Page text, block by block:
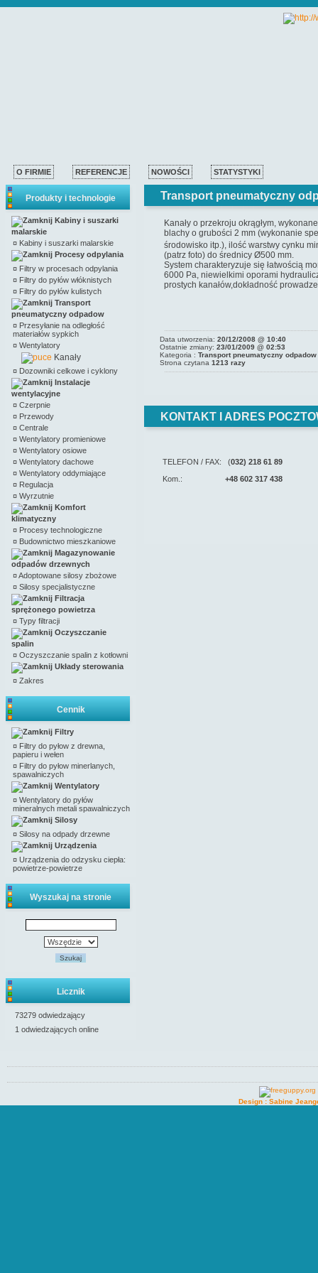
O FIRMIE REFERENCJE NOWOŚCI STATYSTYKI
Produkty i technologie
Kabiny i suszarki
malarskie
¤ Kabiny i suszarki malarskie
Procesy odpylania
¤ Filtry w procesach odpylania
¤ Filtry do pyłów włóknistych
¤ Filtry do pyłów kulistych
Transport
pneumatyczny odpadow
¤ Przesyłanie na odległość
materiałów sypkich
¤ Wentylatory
Kanały
¤ Dozowniki celkowe i cyklony
Instalacje
wentylacyjne
¤ Czerpnie
¤ Przewody
¤ Centrale
¤ Wentylatory promieniowe
¤ Wentylatory osiowe
¤ Wentylatory dachowe
¤ Wentylatory oddymiające
¤ Regulacja
¤ Wyrzutnie
Komfort
klimatyczny
¤ Procesy technologiczne
¤ Budownictwo mieszkaniowe
Magazynowanie
odpadów drzewnych
¤Adoptowane silosy zbożowe
¤ Silosy specjalistyczne
Filtracja
sprężonego powietrza
¤ Typy filtracji
Oczyszczanie
spalin
¤ Oczyszczanie spalin z kotłowni
Układy sterowania
¤ Zakres
Cennik
Filtry
¤ Filtry do pyłow z drewna,
papieru i wełen
¤ Filtry do pyłow minerlanych,
spawalniczych
Wentylatory
¤ Wentylatory do pyłów
mineralnych metali spawalniczych
Silosy
¤ Silosy na odpady drzewne
Urządzenia
¤ Urządzenia do odzysku ciepła:
powietrze-powietrze
Wyszukaj na stronie
Szukaj
Licznik
73279 odwiedzający
1 odwiedzających online
Transport pneumatyczny
Kanały o przekroju okrągłym,
blachy o grubości 2 mm (wykonanie
środowisko itp.), ilość warstwy cynku
(patrz foto) do średnicy Ø500 mm.
System charakteryzuje się łatwością
6000 Pa, niewielkimi oporami
prostych kanałów,dokładność
Data utworzenia: 20/12/2008 @ 10:40
Ostatnie zmiany: 23/01/2009 @ 02:53
Kategoria : Transport pneumatyczny odpadow
Strona czytana 1213 razy
KONTAKT I ADRES
TELEFON / FAX: (032) 218 61 89
Kom.: +48 602 317 438
Design : Sabine